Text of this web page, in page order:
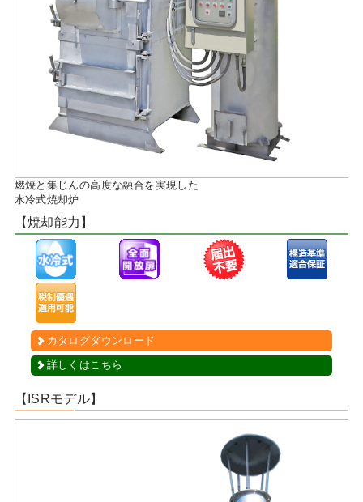
燃焼と集じんの高度な融合を実現した
水冷式焼却炉
【焼却能力】
カタログダウンロード
詳しくはこちら
【ISRモデル】